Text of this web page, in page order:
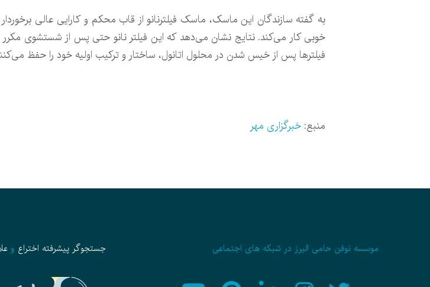
فیلترها پس از خیس شدن در محلول اتانول، ساختار و ترکیب اولیه خود را حفظ
منبع: خبرگزاری مهر
موسسه نوفن حامی البرز در شبکه های اجتماعی جستجوگر پیشرفته اختراع و